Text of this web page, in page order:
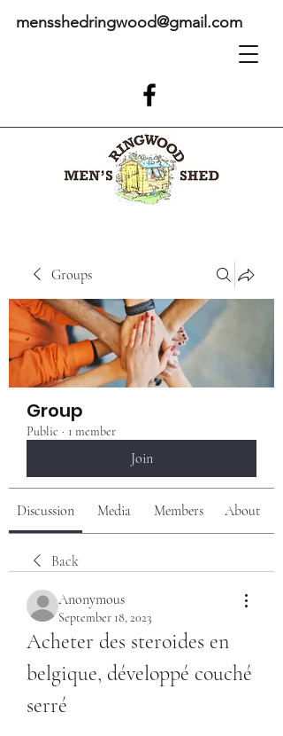
mensshedringwood@gmail.com
Groups
Group
Public · 1 member
Join
Discussion Media Members About
Back
Anonymous
September 18, 2023
Acheter des steroides en
belgique, développé couché
serré